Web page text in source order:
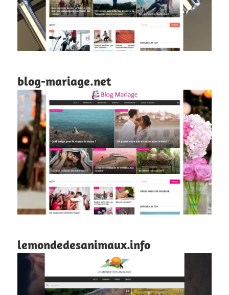
blog-mariage.net
lemondedesanimaux.info